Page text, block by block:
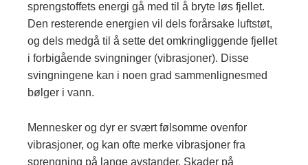
sprengstoffets energi gå med til å bryte løs fjellet.
Den resterende energien vil dels forårsake luftstøt,
og dels medgå til å sette det omkringliggende fjellet
i forbigående svingninger (vibrasjoner). Disse
svingningene kan i noen grad sammenlignesmed
bølger i vann.
Mennesker og dyr er svært følsomme ovenfor
vibrasjoner, og kan ofte merke vibrasjoner fra
sprengning på lange avstander. Skader på